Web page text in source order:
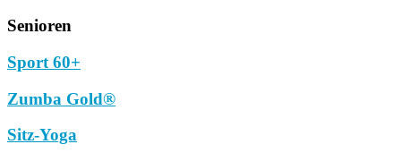
Senioren
Sport 60+
Zumba Gold®
Sitz-Yoga